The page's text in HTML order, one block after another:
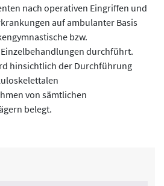
nach operativen Eingriffen und
auf ambulanter Basis
bzw.
durchführt.
hinsichtlich der Durchführung
von sämtlichen
belegt.